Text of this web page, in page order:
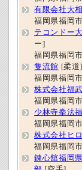
有限会社大
福岡県福岡
テコンドー
ー]
福岡県福岡
隻流館 [柔道]
福岡県福岡
株式会社福武
福岡県福岡
少林寺拳法
福岡県福岡
株式会社ヒ
福岡県福岡
錬心舘福岡